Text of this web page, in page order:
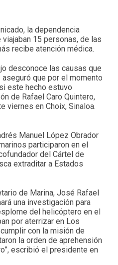
la dependencia
15 personas, de las
recibe atención médica.
desconoce las causas que
que por el momento
este hecho estuvo
de Rafael Caro Quintero,
viernes en Choix, Sinaloa.
Manuel López Obrador
participaron en el
del Cártel de
extraditar a Estados
de Marina, José Rafael
una investigación para
del helicóptero en el
por aterrizar en Los
con la misión de
la orden de aprehensión
escribió el presidente en